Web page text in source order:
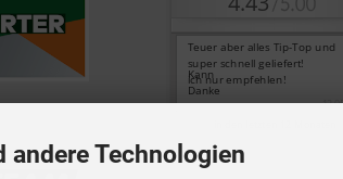
andere Technologien